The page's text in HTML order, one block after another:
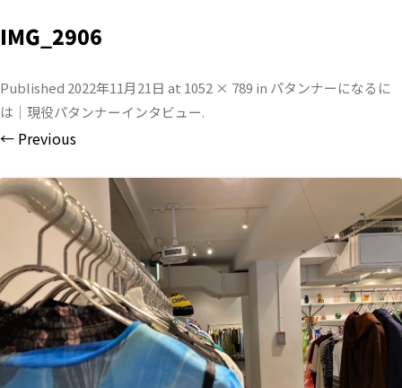
IMG_2906
Published 2022年11月21日 at 1052 × 789 in パタンナーになるに
は｜現役パタンナーインタビュー.
← Previous